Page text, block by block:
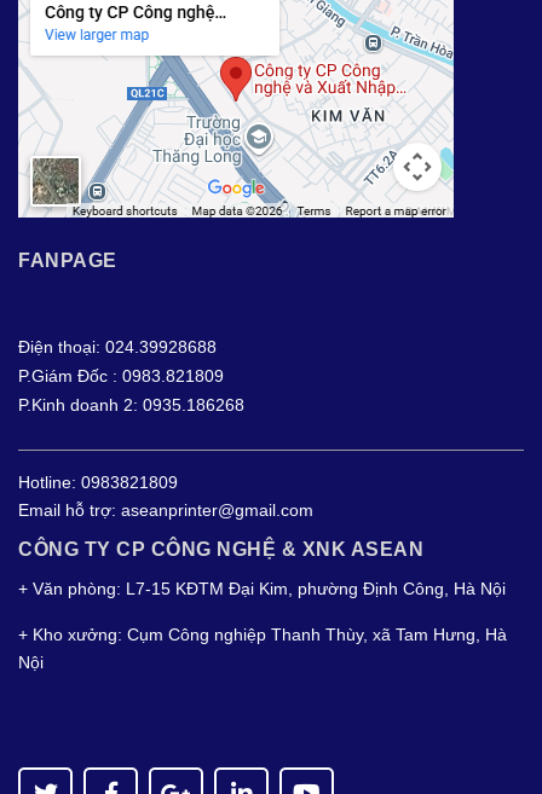
FANPAGE
Điện thoại: 024.39928688
P.Giám Đốc : 0983.821809
P.Kinh doanh 2: 0935.186268
Hotline: 0983821809
Email hỗ trợ: aseanprinter@gmail.com
CÔNG TY CP CÔNG NGHỆ & XNK ASEAN
+ Văn phòng: L7-15 KĐTM Đại Kim, phường Định Công, Hà Nội
+ Kho xưởng: Cụm Công nghiệp Thanh Thùy, xã Tam Hưng, Hà
Nội